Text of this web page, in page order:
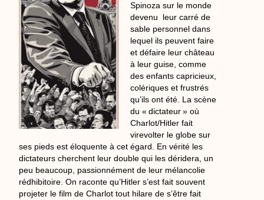
Spinoza sur le monde
devenu leur carré de
sable personnel dans
lequel ils peuvent faire
et défaire leur château
à leur guise, comme
des enfants capricieux,
colériques et frustrés
qu’ils ont été. La scène
du « dictateur » où
Charlot/Hitler fait
virevolter le globe sur
ses pieds est éloquente à cet égard. En vérité les
dictateurs cherchent leur double qui les déridera, un
peu beaucoup, passionnément de leur mélancolie
rédhibitoire. On raconte qu’Hitler s’est fait souvent
projeter le film de Charlot tout hilare de s’être fait